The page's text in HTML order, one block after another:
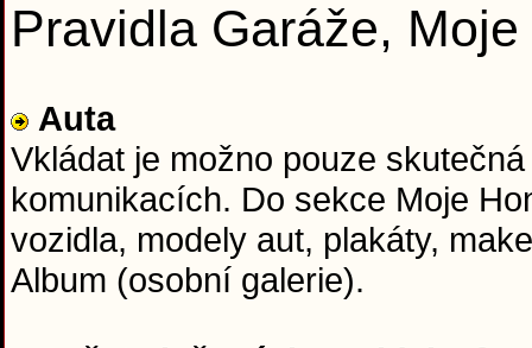
Pravidla Garáže,
Auta
Vkládat je možno pouze
komunikacích. Do sekce Moje
vozidla, modely aut, plakáty,
Album (osobní galerie).